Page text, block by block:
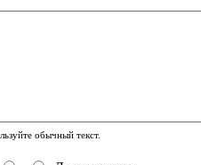
обычный текст.